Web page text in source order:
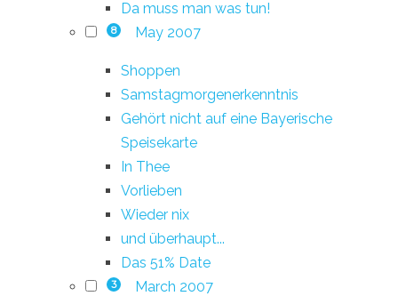
Da muss man was tun!
8 May 2007
Shoppen
Samstagmorgenerkenntnis
Gehört nicht auf eine Bayerische
Speisekarte
In Thee
Vorlieben
Wieder nix
und überhaupt...
Das 51% Date
3 March 2007